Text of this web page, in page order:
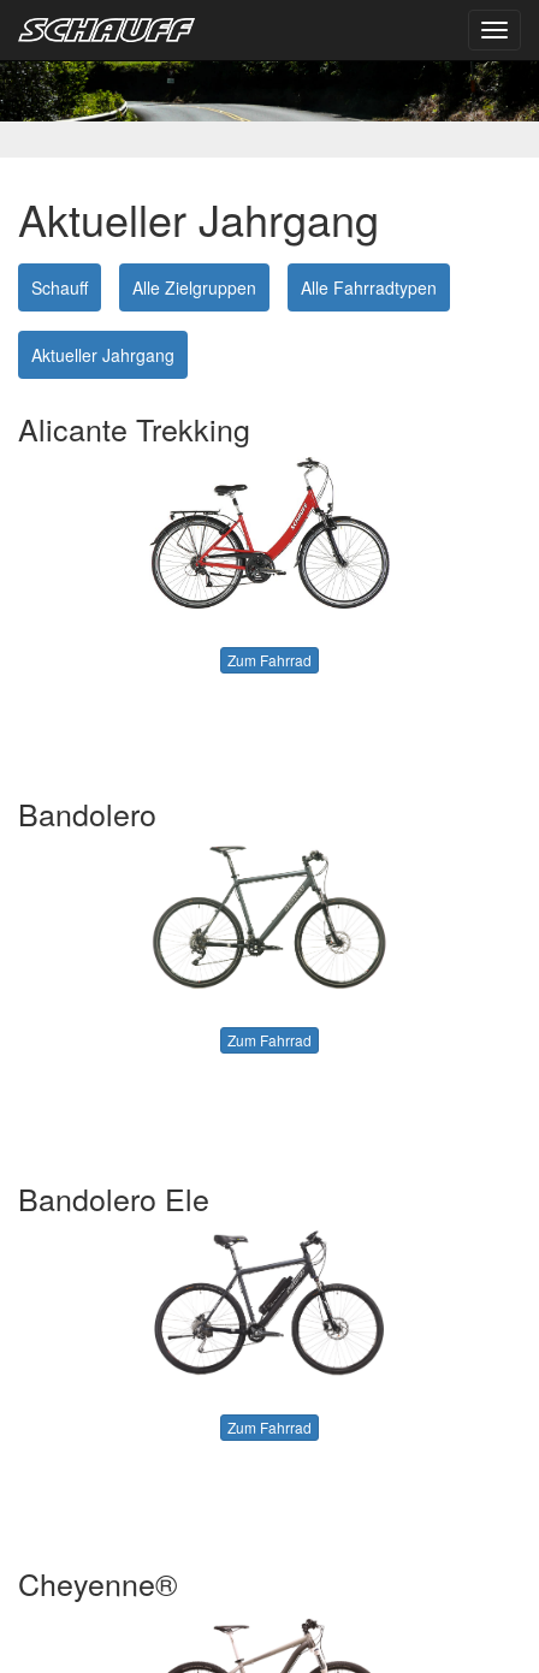
Aktueller Jahrgang
Schauff Alle Zielgruppen Alle Fahrradtypen
Aktueller Jahrgang
Alicante Trekking
Zum Fahrrad
Bandolero
Zum Fahrrad
Bandolero Ele
Zum Fahrrad
Cheyenne®